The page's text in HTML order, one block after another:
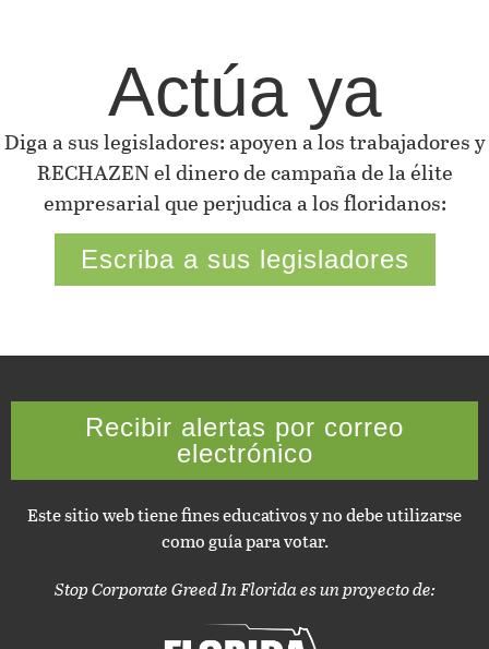
Actúa ya
Diga a sus legisladores: apoyen a los trabajadores y
RECHAZEN el dinero de campaña de la élite
empresarial que perjudica a los floridanos:
Escriba a sus legisladores
Recibir alertas por correo
electrónico
Este sitio web tiene fines educativos y no debe utilizarse
como guía para votar.
Stop Corporate Greed In Florida es un proyecto de: